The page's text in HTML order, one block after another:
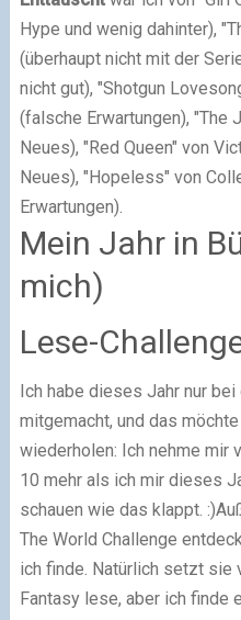
Hype und wenig dahinter),
(überhaupt nicht mit der
nicht gut), "Shotgun
(falsche Erwartungen), "The
Neues), "Red Queen" von
Neues), "Hopeless" von
Erwartungen).
Mein Jahr in
mich)
Lese-
Ich habe dieses Jahr nur
mitgemacht, und das
wiederholen: Ich nehme mir
10 mehr als ich mir dieses
schauen wie das klappt.
The World Challenge
ich finde. Natürlich setzt sie
Fantasy lese, aber ich finde